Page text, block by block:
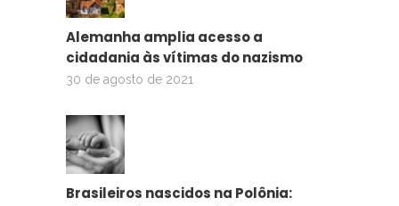
Alemanha amplia acesso a
cidadania às vítimas do nazismo
30 de agosto de 2021
Brasileiros nascidos na Polônia: